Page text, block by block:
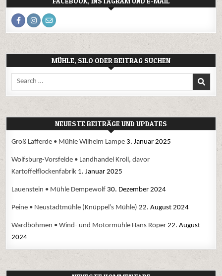
MÜHLE, SILO ODER BEITRAG SUCHEN
Search
for:
NEUESTE BEITRÄGE UND UPDATES
Groß Lafferde • Mühle Wilhelm Lampe 3. Januar 2025
Wolfsburg-Vorsfelde • Landhandel Kroll, davor
Kartoffelflockenfabrik 1. Januar 2025
Lauenstein • Mühle Dempewolf 30. Dezember 2024
Peine • Neustadtmühle (Knüppel’s Mühle) 22. August 2024
Wardböhmen • Wind- und Motormühle Hans Röper 22. August
2024